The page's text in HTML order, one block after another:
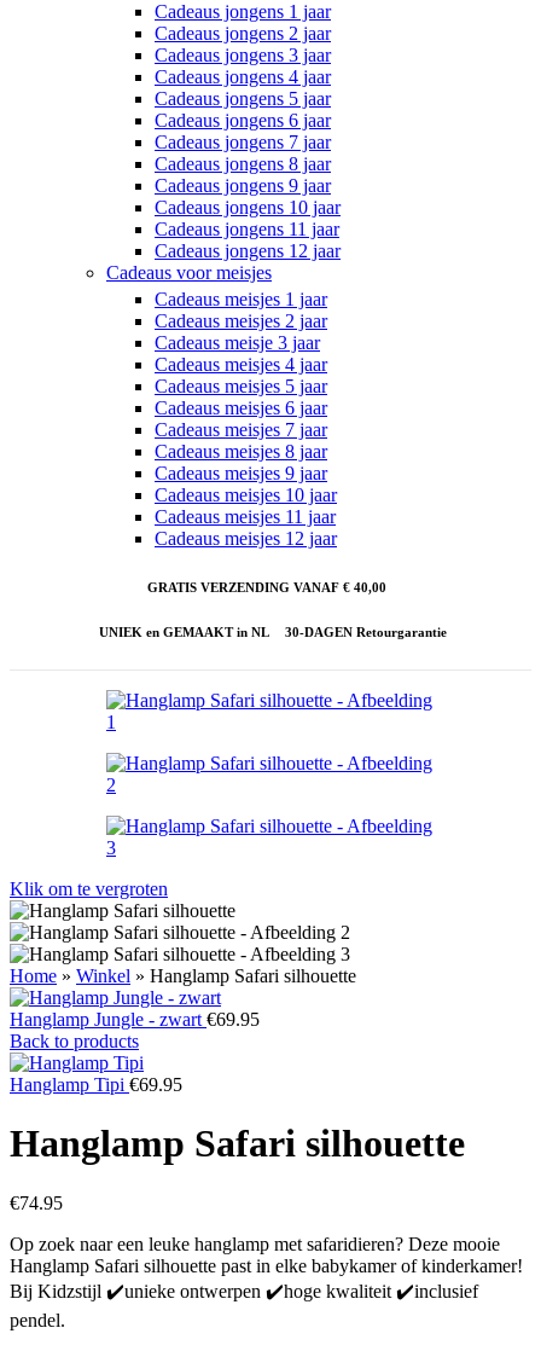
Cadeaus jongens 1 jaar
Cadeaus jongens 2 jaar
Cadeaus jongens 3 jaar
Cadeaus jongens 4 jaar
Cadeaus jongens 5 jaar
Cadeaus jongens 6 jaar
Cadeaus jongens 7 jaar
Cadeaus jongens 8 jaar
Cadeaus jongens 9 jaar
Cadeaus jongens 10 jaar
Cadeaus jongens 11 jaar
Cadeaus jongens 12 jaar
Cadeaus voor meisjes
Cadeaus meisjes 1 jaar
Cadeaus meisjes 2 jaar
Cadeaus meisje 3 jaar
Cadeaus meisjes 4 jaar
Cadeaus meisjes 5 jaar
Cadeaus meisjes 6 jaar
Cadeaus meisjes 7 jaar
Cadeaus meisjes 8 jaar
Cadeaus meisjes 9 jaar
Cadeaus meisjes 10 jaar
Cadeaus meisjes 11 jaar
Cadeaus meisjes 12 jaar
GRATIS VERZENDING VANAF € 40,00
UNIEK en GEMAAKT in NL 30-DAGEN Retourgarantie
Klik om te vergroten
Home » Winkel » Hanglamp Safari silhouette
Hanglamp Jungle - zwart €69.95
Back to products
Hanglamp Tipi €69.95
Hanglamp Safari silhouette
€74.95
Op zoek naar een leuke hanglamp met safaridieren? Deze mooie
Hanglamp Safari silhouette past in elke babykamer of kinderkamer!
Bij Kidzstijl ✔️unieke ontwerpen ✔️hoge kwaliteit ✔️inclusief
pendel.